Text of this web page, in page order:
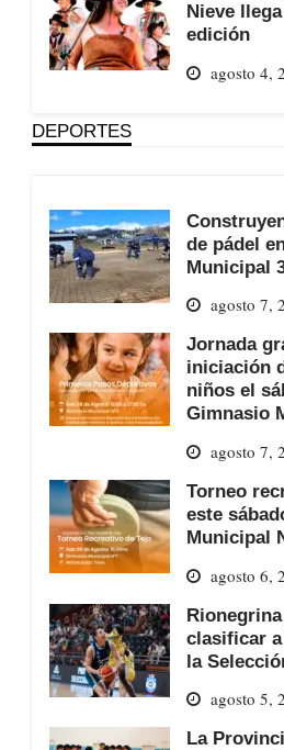
Nieve
edición
agosto 4,
DEPORTES
de pádel
Municipal
agosto 7,
Jornada
iniciación
niños el
Gimnasio
agosto 7,
Torneo
este
Municipal
agosto 6,
clasificar
la
agosto 5,
La